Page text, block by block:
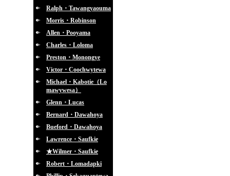
Ralph・Tawangyaouma
Morris・Robinson
Allen・Pooyama
Charles・Loloma
Preston・Monongye
Victor・Coochwytewa
Michael・Kabotie（Lo
mawywesa）
Glenn・Lucas
Bernard・Dawahoya
Bueford・Dawahoya
Lawrence・Saufkie
★Wilmer・Saufkie
Robert・Lomadapki